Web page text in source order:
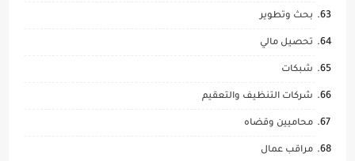
بحث وتطوير
تحصيل مالي
شبكات
شركات التنظيف والتعقيم
محاميين وقضاه
مراقب عمال